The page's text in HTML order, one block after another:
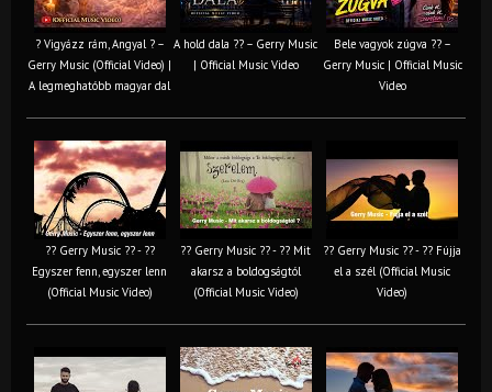
? Vigyázz rám, Angyal ? –
Gerry Music (Official Video) |
A legmeghatóbb magyar dal
A hold dala ?? – Gerry Music
| Official Music Video
Bele vagyok zúgva ?? –
Gerry Music | Official Music
Video
?? Gerry Music ?? - ??
Egyszer fenn, egyszer lenn
(Official Music Video)
?? Gerry Music ?? - ?? Mit
akarsz a boldogságtól
(Official Music Video)
?? Gerry Music ?? - ?? Fújja
el a szél (Official Music
Video)